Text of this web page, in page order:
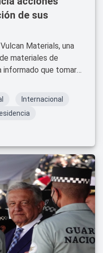
de sus
Materials, una
materiales de
informado que tomará
Internacional